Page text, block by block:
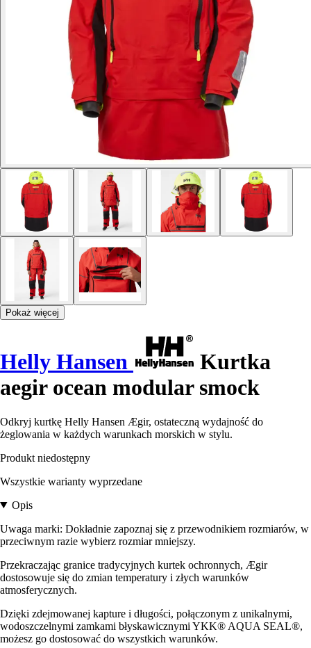
Pokaż więcej
Helly Hansen
Kurtka
aegir ocean modular smock
Odkryj kurtkę Helly Hansen Ægir, ostateczną wydajność do
żeglowania w każdych warunkach morskich w stylu.
Produkt niedostępny
Wszystkie warianty wyprzedane
Opis
Uwaga marki: Dokładnie zapoznaj się z przewodnikiem rozmiarów, w
przeciwnym razie wybierz rozmiar mniejszy.
Przekraczając granice tradycyjnych kurtek ochronnych, Ægir
dostosowuje się do zmian temperatury i złych warunków
atmosferycznych.
Dzięki zdejmowanej kapture i długości, połączonym z unikalnymi,
wodoszczelnymi zamkami błyskawicznymi YKK® AQUA SEAL®,
możesz go dostosować do wszystkich warunków.